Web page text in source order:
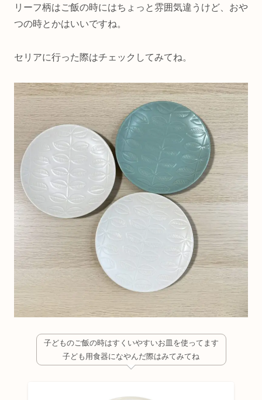
リーフ柄はご飯の時にはちょっと雰囲気違うけど、おや
つの時とかはいいですね。
セリアに行った際はチェックしてみてね。
子どものご飯の時はすくいやすいお皿を使ってます
子ども用食器になやんだ際はみてみてね